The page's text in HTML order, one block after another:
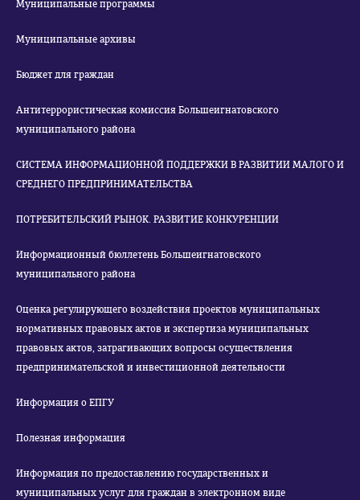
Муниципальные программы
Муниципальные архивы
Бюджет для граждан
Антитеррористическая комиссия Большеигнатовского
муниципального района
СИСТЕМА ИНФОРМАЦИОННОЙ ПОДДЕРЖКИ В РАЗВИТИИ МАЛОГО И
СРЕДНЕГО ПРЕДПРИНИМАТЕЛЬСТВА
ПОТРЕБИТЕЛЬСКИЙ РЫНОК. РАЗВИТИЕ КОНКУРЕНЦИИ
Информационный бюллетень Большеигнатовского
муниципального района
Оценка регулирующего воздействия проектов муниципальных
нормативных правовых актов и экспертиза муниципальных
правовых актов, затрагивающих вопросы осуществления
предпринимательской и инвестиционной деятельности
Информация о ЕПГУ
Полезная информация
Информация по предоставлению государственных и
муниципальных услуг для граждан в электронном виде